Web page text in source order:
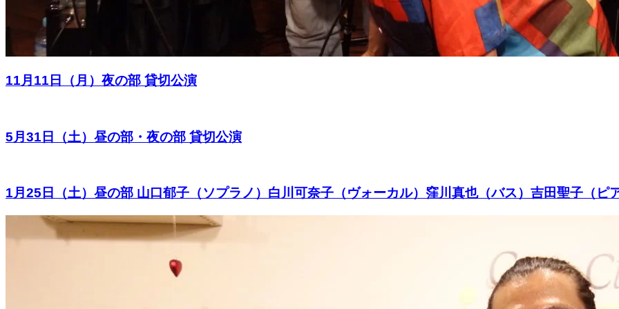
11月11日（月）夜の部 貸切公演
5月31日（土）昼の部・夜の部 貸切公演
1月25日（土）昼の部 山口郁子（ソプラノ）白川可奈子（ヴォーカル）窪川真也（バス）吉田聖子（ピ